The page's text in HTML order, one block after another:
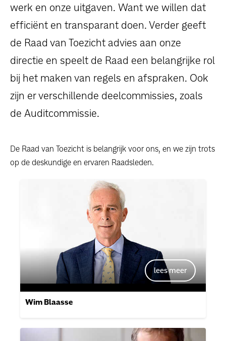
persoonlijke verhalen
voor bedrijven
contact
pers
werk en onze uitgaven. Want we willen dat
efficiënt en transparant doen. Verder geeft
de Raad van Toezicht advies aan onze
directie en speelt de Raad een belangrijke rol
bij het maken van regels en afspraken. Ook
zijn er verschillende deelcommissies, zoals
de Auditcommissie.
De Raad van Toezicht is belangrijk voor ons, en we zijn trots
op de deskundige en ervaren Raadsleden.
Wim Blaasse